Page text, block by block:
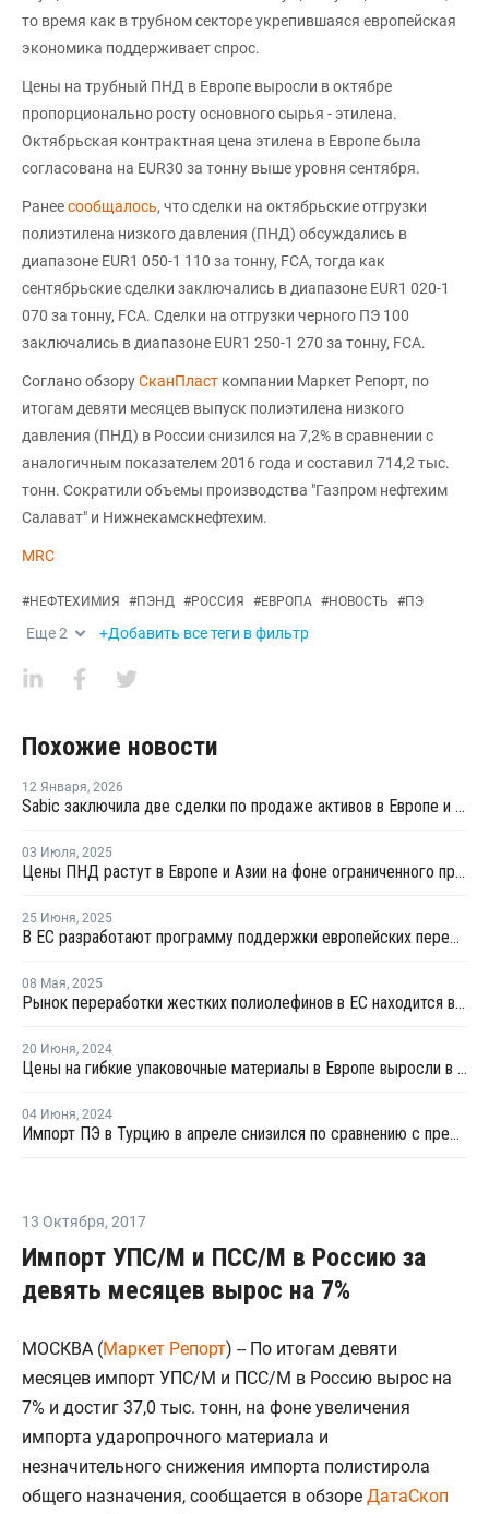
то время как в трубном секторе укрепившаяся европейская
экономика поддерживает спрос.
Цены на трубный ПНД в Европе выросли в октябре
пропорционально росту основного сырья - этилена.
Октябрьская контрактная цена этилена в Европе была
согласована на EUR30 за тонну выше уровня сентября.
Ранеесообщалось, что сделки на октябрьские отгрузки
полиэтилена низкого давления (ПНД) обсуждались в
диапазоне EUR1 050-1 110 за тонну, FCA, тогда как
сентябрьские сделки заключались в диапазоне EUR1 020-1
070 за тонну, FCA. Сделки на отгрузки черного ПЭ 100
заключались в диапазоне EUR1 250-1 270 за тонну, FCA.
Соглано обзоруСканПласт компании Маркет Репорт, по
итогам девяти месяцев выпуск полиэтилена низкого
давления (ПНД) в России снизился на 7,2% в сравнении с
аналогичным показателем 2016 года и составил 714,2 тыс.
тонн. Сократили объемы производства "Газпром нефтехим
Салават" и Нижнекамскнефтехим.
MRC
#НЕФТЕХИМИЯ #ПЭНД #РОССИЯ #ЕВРОПА #НОВОСТЬ #ПЭ
Еще2 +Добавить все теги в фильтр
Похожие новости
12 Января, 2026
Sabic заключила две сделки по продаже активов в Европе и Америке
03 Июля, 2025
Цены ПНД растут в Европе и Азии на фоне ограниченного предложения и роста стоимости сырья
25 Июня, 2025
В ЕС разработают программу поддержки европейских переработчиков пластмасс
08 Мая, 2025
Рынок переработки жестких полиолефинов в ЕС находится в стагнации
20 Июня, 2024
Цены на гибкие упаковочные материалы в Европе выросли в первом квартале
04 Июня, 2024
Импорт ПЭ в Турцию в апреле снизился по сравнению с предыдущим месяцем
13 Октября, 2017
Импорт УПС/М и ПСС/М в Россию за
девять месяцев вырос на 7%
МОСКВА (Маркет Репорт) -- По итогам девяти
месяцев импорт УПС/М и ПСС/М в Россию вырос на
7% и достиг 37,0 тыс. тонн, на фоне увеличения
импорта ударопрочного материала и
незначительного снижения импорта полистирола
общего назначения, сообщается в обзоре ДатаСкоп